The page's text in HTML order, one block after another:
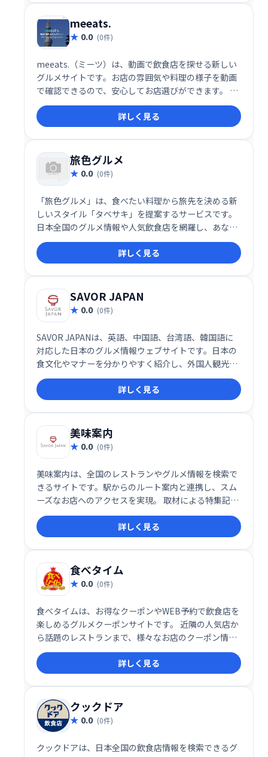
meeats.
0.0 (0件)
meeats.（ミーツ）は、動画で飲食店を探せる新しい
グルメサイトです。お店の雰囲気や料理の様子を動画
で確認できるので、安心してお店選びができます。 豊
富な飲食店情報と魅力的な動画で、あなたにぴったり
のお店を見つけましょう！詳しく見る
旅色グルメ
0.0 (0件)
「旅色グルメ」は、食べたい料理から旅先を決める新
しいスタイル「タベサキ」を提案するサービスです。
日本全国のグルメ情報や人気飲食店を網羅し、あなた
にぴったりのグルメ旅行プランを見つけるお手伝いを
します。美味しい料理と魅力的な旅先との出会いを、
旅色グルメで実現しましょう。
詳しく見る
SAVOR JAPAN
0.0 (0件)
SAVOR JAPANは、英語、中国語、台湾語、韓国語に
対応した日本のグルメ情報ウェブサイトです。日本の
食文化やマナーを分かりやすく紹介し、外国人観光客
への効果的な情報発信を支援します。日本の食の魅力
を世界へ届ける、多言語対応の頼れるプラットフォー
ムです。
詳しく見る
美味案内
0.0 (0件)
美味案内は、全国のレストランやグルメ情報を検索で
きるサイトです。駅からのルート案内と連携し、スム
ーズなお店へのアクセスを実現。 取材による特集記事
も掲載しており、多角的な視点から飲食店選びをサポ
ートします。 こだわりのグルメ情報を探したい方にお
すすめです。
詳しく見る
食べタイム
0.0 (0件)
食べタイムは、お得なクーポンやWEB予約で飲食店を
楽しめるグルメクーポンサイトです。 近隣の人気店か
ら話題のレストランまで、様々なお店のクーポン情報
が満載！ 手軽に予約・お得に食事を楽しみたい方にお
すすめです。ランチやディナー、特別な日の食事にも
ぜひご利用ください。
詳しく見る
クックドア
0.0 (0件)
クックドアは、日本全国の飲食店情報を検索できるグ